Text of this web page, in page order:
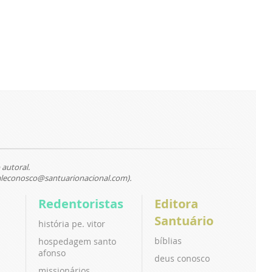
autoral.
Redentoristas
história pe. vitor
hospedagem santo
afonso
Editora
Santuário
bíblias
deus conosco